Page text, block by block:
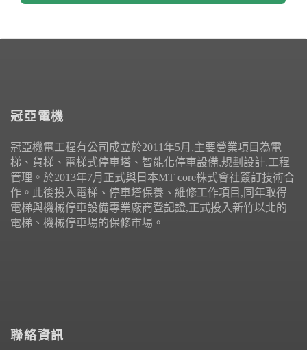
冠亞電機
冠亞機電工程有公司成立於2011年5月,主要營業項目為電
梯、貨梯、電梯式停車塔、智能化停車設備,規劃設計,工程
管理。於2013年7月正式與日本MT core株式會社簽訂技術合
作。此後投入電梯、停車塔保養、維修工作項目,同年取得
電梯與機械停車設備專業廠商登記證,正式投入新竹以北的
電梯、機械停車場的保修市場。
聯絡資訊